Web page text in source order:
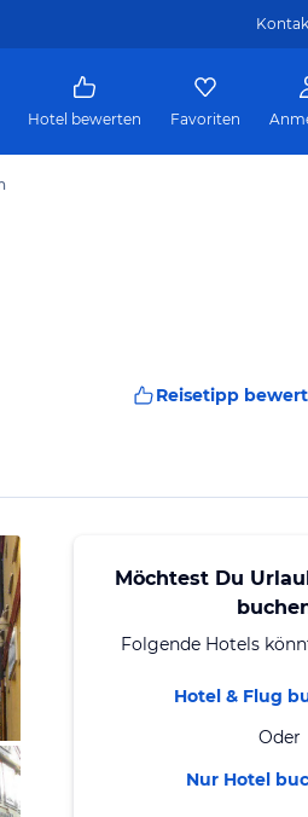
Hotel bewerten Favoriten
Reisetipp
Möchtest Du
Folgende Hotels
Hotel & Flug
Oder
Nur Hotel